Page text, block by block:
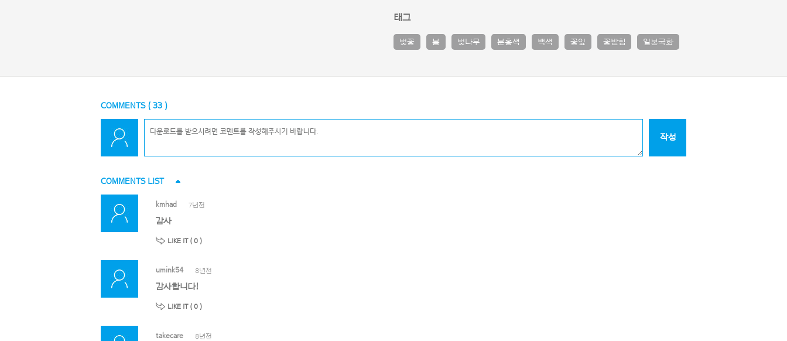
태그
벚꽃 봄 벚나무 분홍색 백색 꽃잎 꽃받침 일본국화
COMMENTS ( 33 )
작성
COMMENTS LIST
kmhad 7년전
감사
LIKE IT ( 0 )
umink54 8년전
감사합니다!
LIKE IT ( 0 )
takecare 8년전